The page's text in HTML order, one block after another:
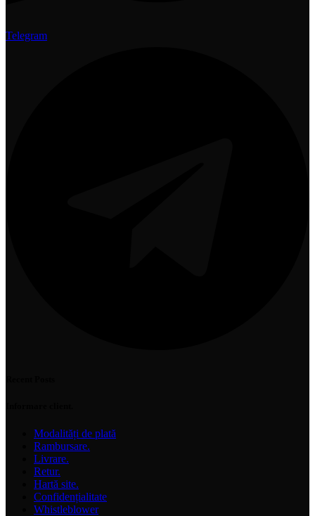
Telegram
Modalități de plată
Rambursare.
Livrare.
Retur.
Hartă site.
Confidențialitate
Whistleblower